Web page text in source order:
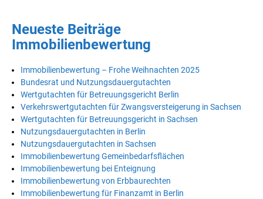
Neueste Beiträge
Immobilienbewertung
Immobilienbewertung – Frohe Weihnachten 2025
Bundesrat und Nutzungsdauergutachten
Wertgutachten für Betreuungsgericht Berlin
Verkehrswertgutachten für Zwangsversteigerung in Sachsen
Wertgutachten für Betreuungsgericht in Sachsen
Nutzungsdauergutachten in Berlin
Nutzungsdauergutachten in Sachsen
Immobilienbewertung Gemeinbedarfsflächen
Immobilienbewertung bei Enteignung
Immobilienbewertung von Erbbaurechten
Immobilienbewertung für Finanzamt in Berlin